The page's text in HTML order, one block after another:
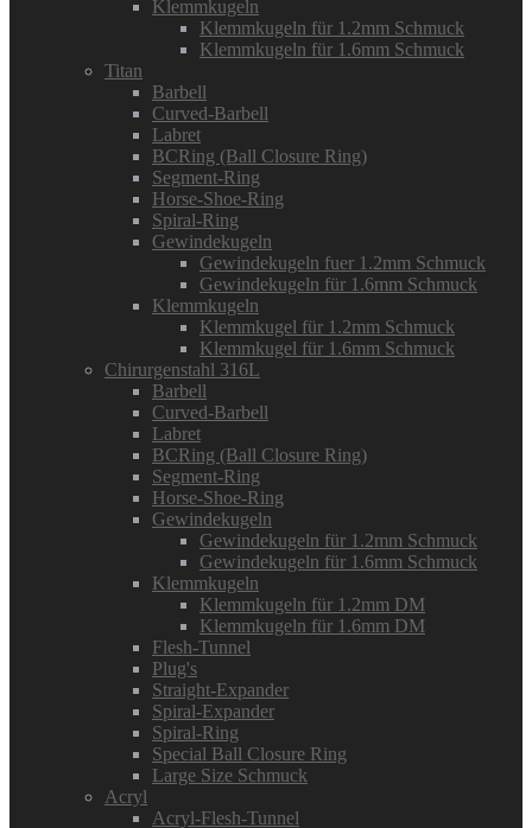
Klemmkugeln
Klemmkugeln für 1.2mm Schmuck
Klemmkugeln für 1.6mm Schmuck
Titan
Barbell
Curved-Barbell
Labret
BCRing (Ball Closure Ring)
Segment-Ring
Horse-Shoe-Ring
Spiral-Ring
Gewindekugeln
Gewindekugeln fuer 1.2mm Schmuck
Gewindekugeln für 1.6mm Schmuck
Klemmkugeln
Klemmkugel für 1.2mm Schmuck
Klemmkugel für 1.6mm Schmuck
Chirurgenstahl 316L
Barbell
Curved-Barbell
Labret
BCRing (Ball Closure Ring)
Segment-Ring
Horse-Shoe-Ring
Gewindekugeln
Gewindekugeln für 1.2mm Schmuck
Gewindekugeln für 1.6mm Schmuck
Klemmkugeln
Klemmkugeln für 1.2mm DM
Klemmkugeln für 1.6mm DM
Flesh-Tunnel
Plug's
Straight-Expander
Spiral-Expander
Spiral-Ring
Special Ball Closure Ring
Large Size Schmuck
Acryl
Acryl-Flesh-Tunnel